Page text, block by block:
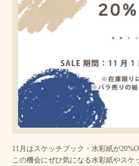
11月はスケッチブック・水彩紙が
この機会にぜひ気になる水彩紙やス